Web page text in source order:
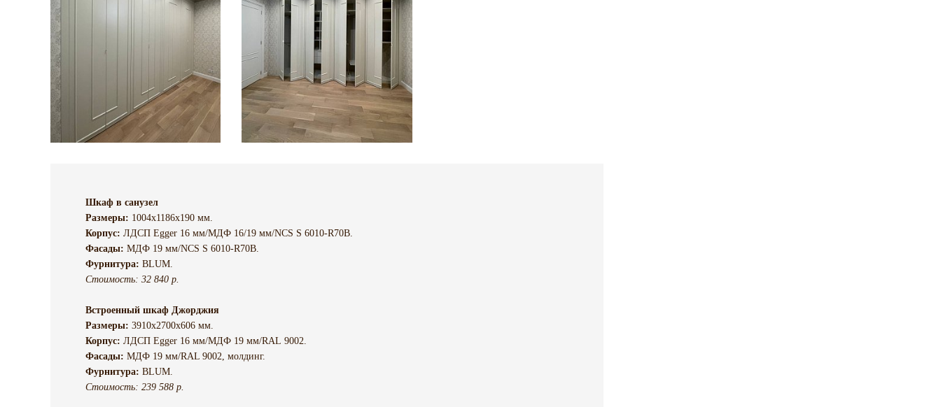
Шкаф в санузел
Размеры: 1004х1186х190 мм.
Корпус: ЛДСП Egger 16 мм/МДФ 16/19 мм/NCS S 6010-R70B.
Фасады: МДФ 19 мм/NCS S 6010-R70B.
Фурнитура: BLUM.
Стоимость: 32 840 р.
Встроенный шкаф Джорджия
Размеры: 3910х2700х606 мм.
Корпус: ЛДСП Egger 16 мм/МДФ 19 мм/RAL 9002.
Фасады: МДФ 19 мм/RAL 9002, молдинг.
Фурнитура: BLUM.
Стоимость: 239 588 р.